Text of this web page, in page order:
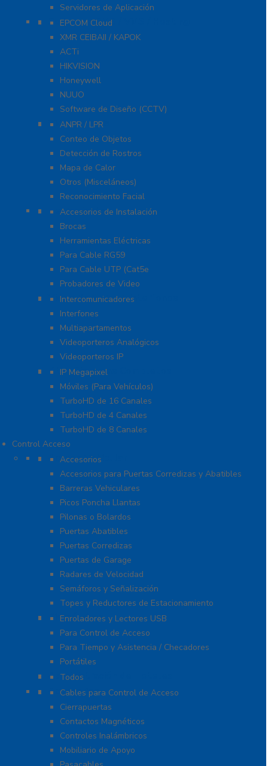
Servidores de Aplicación
Software CMS / VMS / Hosting
EPCOM Cloud
XMR CEIBAII / KAPOK
ACTi
HIKVISION
Honeywell
NUUO
Software de Diseño (CCTV)
Videoanálisis
ANPR / LPR
Conteo de Objetos
Detección de Rostros
Mapa de Calor
Otros (Misceláneos)
Reconocimiento Facial
Herramientas
Accesorios de Instalación
Brocas
Herramientas Eléctricas
Para Cable RG59
Para Cable UTP (Cat5e
Probadores de Video
Video Porteros E Interfonos
Intercomunicadores
Interfones
Multiapartamentos
Videoporteros Analógicos
Videoporteros IP
Kits- Sistemas Completos
IP Megapixel
Móviles (Para Vehículos)
TurboHD de 16 Canales
TurboHD de 4 Canales
TurboHD de 8 Canales
Control Acceso
Acceso Vehicular
Accesorios
Accesorios para Puertas Corredizas y Abatibles
Barreras Vehiculares
Picos Poncha Llantas
Pilonas o Bolardos
Puertas Abatibles
Puertas Corredizas
Puertas de Garage
Radares de Velocidad
Semáforos y Señalización
Topes y Reductores de Estacionamiento
Biométricos
Enroladores y Lectores USB
Para Control de Acceso
Para Tiempo y Asistencia / Checadores
Portátiles
Administración de Hoteles
Todos
Accesorios
Cables para Control de Acceso
Cierrapuertas
Contactos Magnéticos
Controles Inalámbricos
Mobiliario de Apoyo